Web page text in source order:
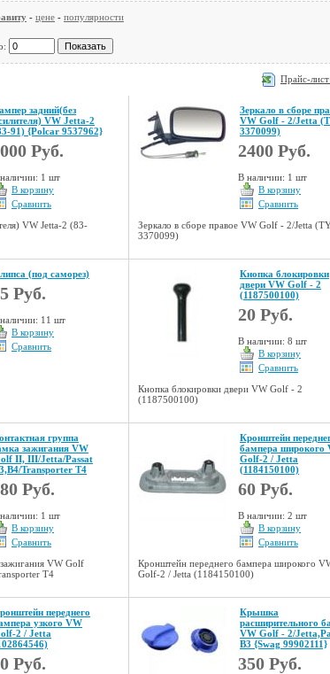
- цене - популярности
Прайс-лист
задний(без
VW Jetta-2
91) {Polcar 9537962}
Руб.
1 шт
В корзину
Сравнить
VW Jetta-2 (83-
Зеркало в сборе
VW Golf - 2/Jetta
3370099)
2400 Руб.
В наличии: 1 шт
В корзину
Сравнить
Зеркало в сборе правое VW Golf - 2/Jetta
3370099)
(под саморез)
Руб.
11 шт
В корзину
Сравнить
Кнопка блокировки
двери VW Golf - 2
(1187500100)
20 Руб.
В наличии: 8 шт
В корзину
Сравнить
Кнопка блокировки двери VW Golf - 2
(1187500100)
группа
зажигания VW
II, III/Jetta/Passat
Transporter T4
Руб.
1 шт
В корзину
Сравнить
зажигания VW Golf
T4
Кронштейн
бампера широкого
Golf-2 / Jetta
(1184150100)
60 Руб.
В наличии: 2 шт
В корзину
Сравнить
Кронштейн переднего бампера широкого
Golf-2 / Jetta (1184150100)
переднего
узкого VW
2 / Jetta
Руб.
Крышка
расширительного
VW Golf - 2/
B3 {Swag 99902111}
350 Руб.